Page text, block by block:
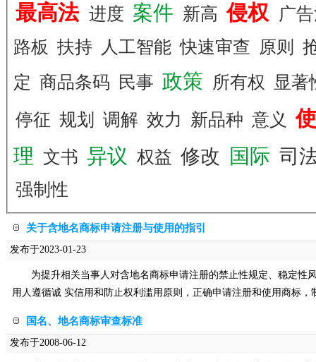
最高法 进度 案件 新高 侵权
广
路板 扶持 人工智能 快速审查 原则
定 商品条码 民事 政策 所有权
显
停征 规划 调解 效力 新品种 意义
理 文书 异议 权益 修改 国际 司
强制性
关于含地名商标申请注册与使用的指引
发布于2023-01-23
为提升相关当事人对含地名商标申请注册的禁止性规定、稳定性
用人遵循诚 实信用和防止权利滥用原则，正确申请注册和使用商标，
国名、地名商标审查标准
发布于2008-06-12